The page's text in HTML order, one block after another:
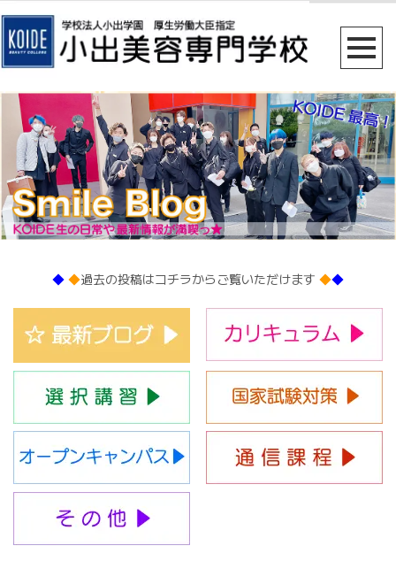
◆ ◆過去の投稿はコチラからご覧いただけます ◆◆